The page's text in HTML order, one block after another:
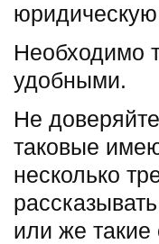
юридическую
Необходимо
удобными.
Не
таковые
несколько
или же